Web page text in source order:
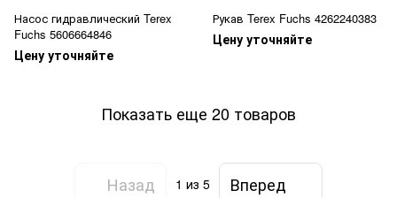
Насос гидравлический Terex
Fuchs 5606664846
Цену уточняйте
Рукав Terex Fuchs 4262240383
Цену уточняйте
Показать еще 20 товаров
Назад 1 из 5 Вперед